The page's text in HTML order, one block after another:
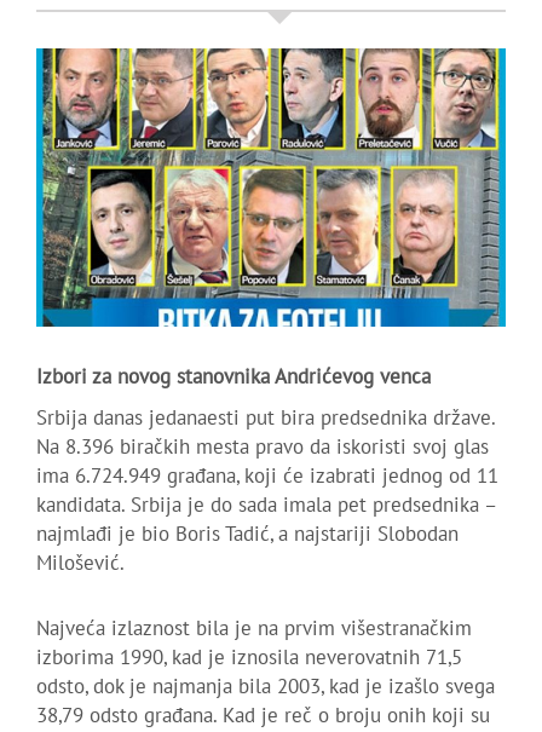
Izbori za novog stanovnika Andrićevog venca
Srbija danas jedanaesti put bira predsednika države.
Na 8.396 biračkih mesta pravo da iskoristi svoj glas
ima 6.724.949 građana, koji će izabrati jednog od 11
kandidata. Srbija je do sada imala pet predsednika –
najmlađi je bio Boris Tadić, a najstariji Slobodan
Milošević.
Najveća izlaznost bila je na prvim višestranačkim
izborima 1990, kad je iznosila neverovatnih 71,5
odsto, dok je najmanja bila 2003, kad je izašlo svega
38,79 odsto građana. Kad je reč o broju onih koji su